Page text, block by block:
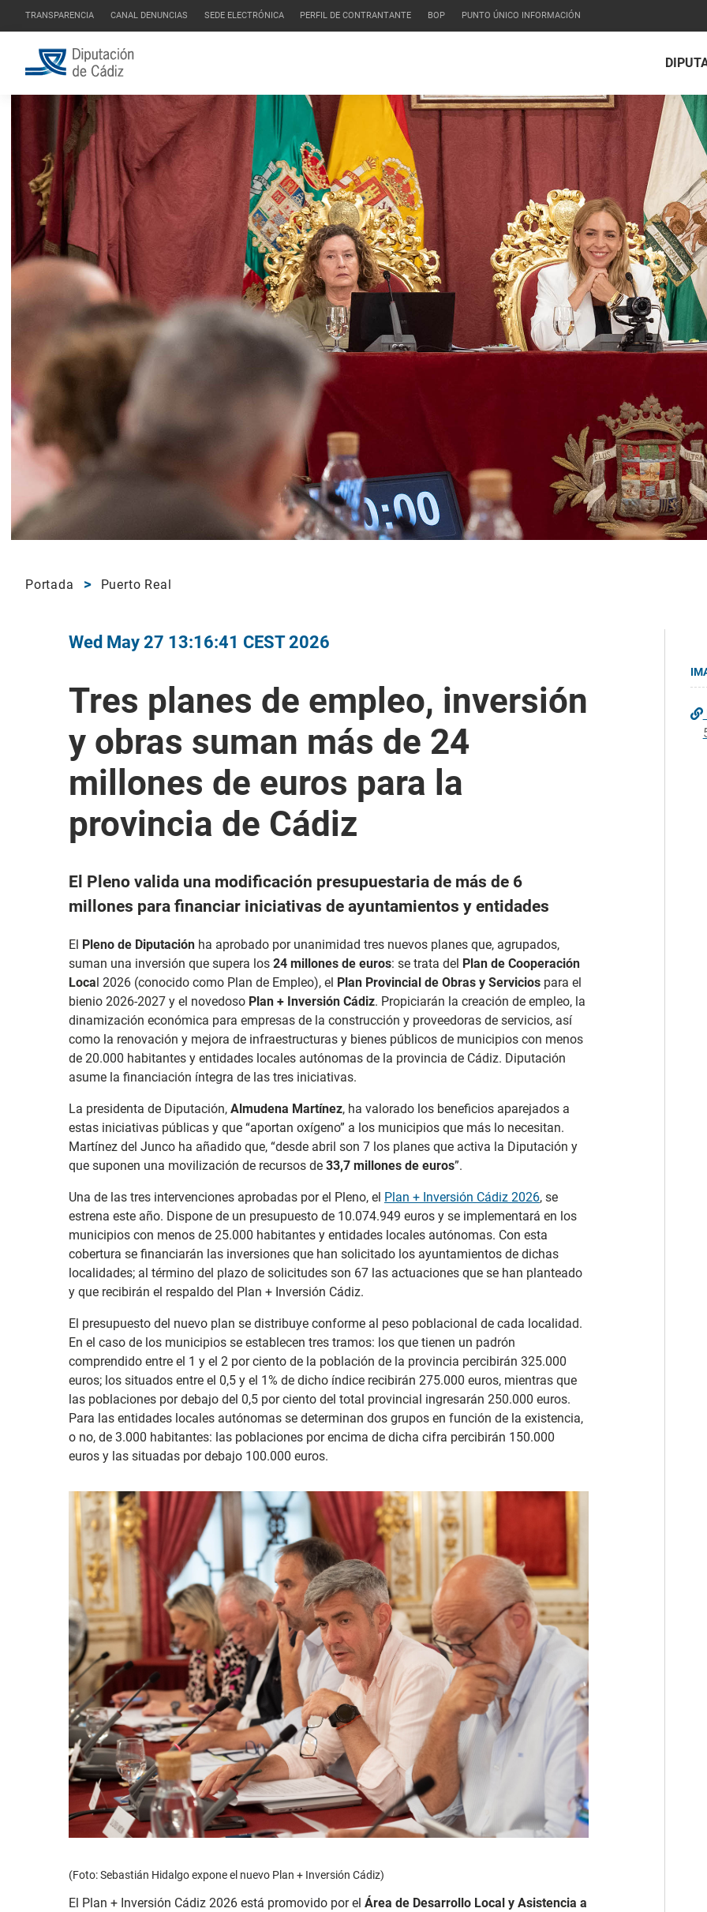
TRANSPARENCIA CANAL DENUNCIAS SEDE ELECTRÓNICA PERFIL DE CONTRANTANTE BOP PUNTO ÚNICO INFORMACIÓN
Portada Puerto Real
Wed May 27 13:16:41 CEST 2026
Tres planes de empleo, inversión
y obras suman más de 24
millones de euros para la
provincia de Cádiz
El Pleno valida una modificación presupuestaria de más de 6
millones para financiar iniciativas de ayuntamientos y entidades
El Pleno de Diputación ha aprobado por unanimidad tres nuevos planes que, agrupados,
suman una inversión que supera los 24 millones de euros: se trata del Plan de Cooperación
Local 2026 (conocido como Plan de Empleo), el Plan Provincial de Obras y Servicios para el
bienio 2026-2027 y el novedoso Plan + Inversión Cádiz. Propiciarán la creación de empleo, la
dinamización económica para empresas de la construcción y proveedoras de servicios, así
como la renovación y mejora de infraestructuras y bienes públicos de municipios con menos
de 20.000 habitantes y entidades locales autónomas de la provincia de Cádiz. Diputación
asume la financiación íntegra de las tres iniciativas.
La presidenta de Diputación, Almudena Martínez, ha valorado los beneficios aparejados a
estas iniciativas públicas y que “aportan oxígeno” a los municipios que más lo necesitan.
Martínez del Junco ha añadido que, “desde abril son 7 los planes que activa la Diputación y
que suponen una movilización de recursos de 33,7 millones de euros”.
Una de las tres intervenciones aprobadas por el Pleno, el Plan + Inversión Cádiz 2026, se
estrena este año. Dispone de un presupuesto de 10.074.949 euros y se implementará en los
municipios con menos de 25.000 habitantes y entidades locales autónomas. Con esta
cobertura se financiarán las inversiones que han solicitado los ayuntamientos de dichas
localidades; al término del plazo de solicitudes son 67 las actuaciones que se han planteado
y que recibirán el respaldo del Plan + Inversión Cádiz.
El presupuesto del nuevo plan se distribuye conforme al peso poblacional de cada localidad.
En el caso de los municipios se establecen tres tramos: los que tienen un padrón
comprendido entre el 1 y el 2 por ciento de la población de la provincia percibirán 325.000
euros; los situados entre el 0,5 y el 1% de dicho índice recibirán 275.000 euros, mientras que
las poblaciones por debajo del 0,5 por ciento del total provincial ingresarán 250.000 euros.
Para las entidades locales autónomas se determinan dos grupos en función de la existencia,
o no, de 3.000 habitantes: las poblaciones por encima de dicha cifra percibirán 150.000
euros y las situadas por debajo 100.000 euros.
(Foto: Sebastián Hidalgo expone el nuevo Plan + Inversión Cádiz)
El Plan + Inversión Cádiz 2026 está promovido por el Área de Desarrollo Local y Asistencia a